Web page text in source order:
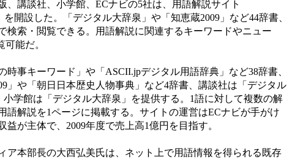
講談社、小学館、ECナビの5社は、用語解説サイト
を開設した。「デジタル大辞泉」や「知恵蔵2009」など44辞書、
検索・閲覧できる。用語解説に関連するキーワードやニュー
能だ。
事キーワード」や「ASCII.jpデジタル用語辞典」など38辞書、
」や「朝日日本歴史人物事典」など4辞書、講談社は「デジタル
小学館は「デジタル大辞泉」を提供する。1語に対して複数の解
語解説を1ページに掲載する。サイトの運営はECナビが手がけ
益が主体で、2009年度で売上高1億円を目指す。
本部長の大西弘美氏は、ネット上で用語情報を得られる既存